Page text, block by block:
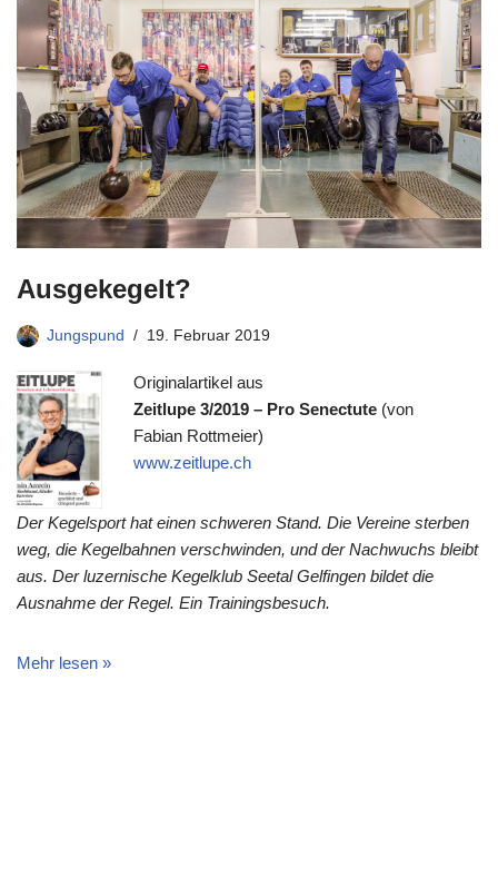
Ausgekegelt?
Jungspund 19. Februar 2019
Originalartikel aus
Zeitlupe 3/2019 – Pro Senectute (von
Fabian Rottmeier)
www.zeitlupe.ch
Der Kegelsport hat einen schweren Stand. Die Vereine sterben
weg, die Kegelbahnen verschwinden, und der Nachwuchs bleibt
aus. Der luzernische Kegelklub Seetal Gelfingen bildet die
Ausnahme der Regel. Ein Trainingsbesuch.
Mehr lesen »